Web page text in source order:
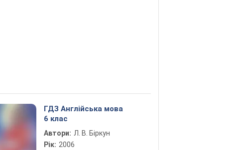
ГДЗ Англійська мова
6 клас
Автори: Л. В. Біркун
Рік: 2006